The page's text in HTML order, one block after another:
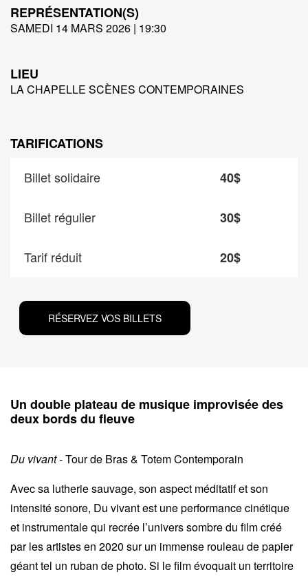
Un double plateau de musique improvisée des
deux bords du fleuve
Du vivant- Tour de Bras & Totem Contemporain
Avec sa lutherie sauvage, son aspect méditatif et son
intensité sonore, Du vivant est une performance cinétique
et instrumentale qui recrée l’univers sombre du film créé
par les artistes en 2020 sur un immense rouleau de papier
géant tel un ruban de photo. Si le film évoquait un territoire
REPRÉSENTATION(S)
SAMEDI 14 MARS 2026 | 19:30
LIEU
LA CHAPELLE SCÈNES CONTEMPORAINES
TARIFICATIONS
Billet solidaire
40$
Billet régulier 30$
Tarif réduit 20$
RÉSERVEZ VOS BILLETS